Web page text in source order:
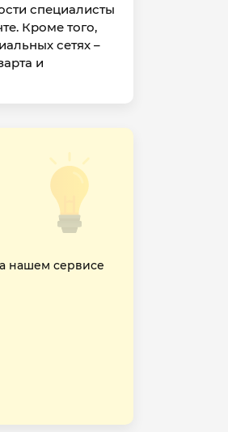
специалисты
Кроме того,
сетях –
и
нашем сервисе